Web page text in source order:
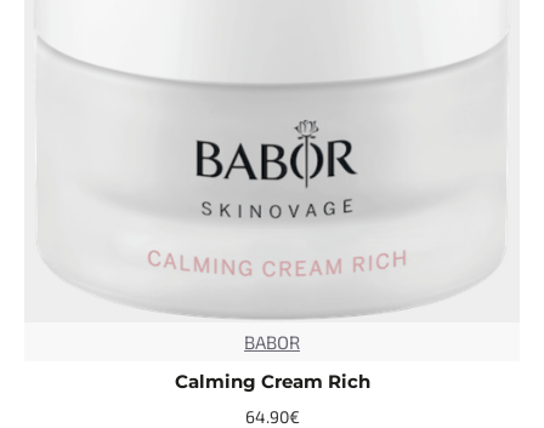
BABOR
Calming Cream Rich
64.90€